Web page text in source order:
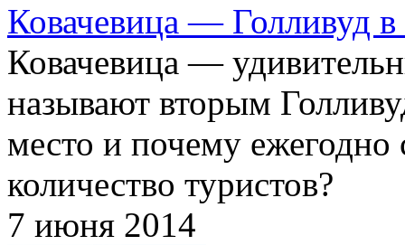
Ковачевица — Голливуд в
Ковачевица —
называют вторым
место и почему
количество туристов?
7 июня 2014